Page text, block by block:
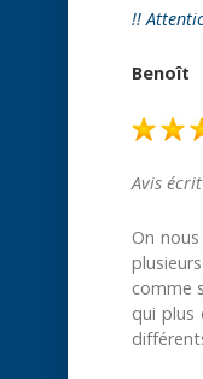
!!
Benoît
Avis
On
comme
qui plus